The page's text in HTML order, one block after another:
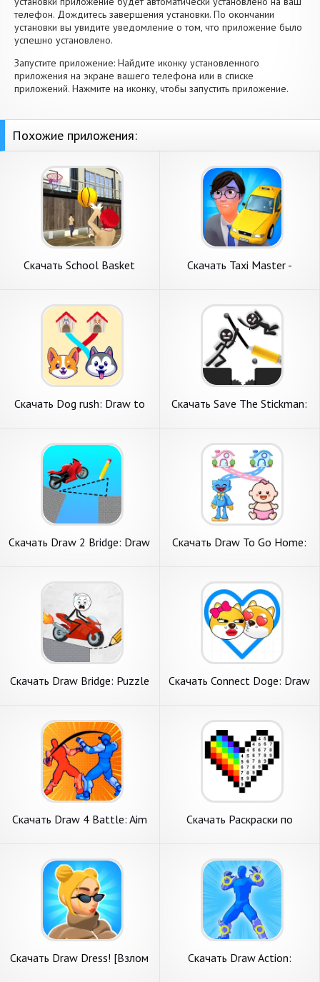
телефон. Дождитесь завершения установки. По окончании
установки вы увидите уведомление о том, что приложение было
успешно установлено.
Запустите приложение: Найдите иконку установленного
приложения на экране вашего телефона или в списке
приложений. Нажмите на иконку, чтобы запустить приложение.
Похожие приложения:
Скачать School Basket
Скачать Taxi Master -
на Андроид
Скачать Dog rush: Draw to
Андроид
Скачать Save The Stickman:
Скачать Draw 2 Bridge: Draw
Скачать Draw To Go Home:
Скачать Draw Bridge: Puzzle
Скачать Connect Doge: Draw
Скачать Draw 4 Battle: Aim
Скачать Раскраски по
Андроид
Скачать Draw Dress! [Взлом
Скачать Draw Action: